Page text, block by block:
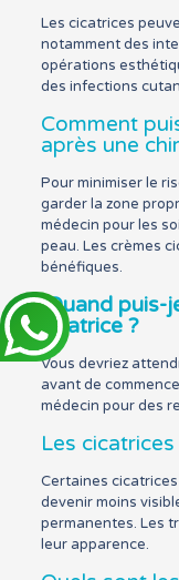
Les cicatrices
notamment des
opérations
des infections
Comment
après une
Pour minimiser le
garder la zone
médecin pour les
peau. Les crèmes
bénéfiques.
Quand puis-
cicatrice ?
Vous devriez
avant de
médecin pour des
Les
Certaines
devenir moins
permanentes. Les
leur apparence.